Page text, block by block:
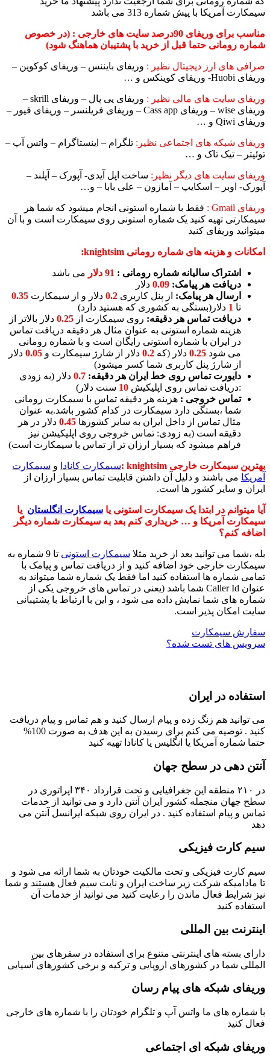
سیمکارت آمریکا با پیش شماره 313 می باشد
مناسب برای وریفای 90درصد سایت های خارجی : (در خصوص
شماره رومانی حتما قبل از خرید با پشتیبان هماهنگ شود)
صرافی های ارز دیجیتال نظیر : وریفای بایننس – وریفای کوکوین –
وریفای Huobi- وریفای کوینکس و …
وریفای سایت های مالی نظیر :
وریفای پی پال – وریفای skrill –
وریفای wise – وریفای Cass app – وریفای فریلنسر – وریفای فیور –
وریفای Qiwi و …
وریفای شبکه های اجتماعی نظیر: تلگرام – اینستاگرام – واتس آپ –
توئیتر – تیک تاک و …
وریفای سایت های دیگر نظیر: ساخت اپل آیدی- آپورک – آپلند –
آپورک- اوبر – اسکایپ – آمازون – علی بابا – و…
وریفای Gmail :
فقط با شماره استونی انجام میشود که شما هر
سیمکارتی تهیه کنید یک شماره استونی روی سیمکارت است و با آن
میتوانید وریفای کنید
امکانات و هزینه های شماره رومانی knightsim:
اشتراک سالیانه شماره رومانی : 91 دلار
می باشد
دریافت هر پیامک: 0.09 دلار
ارسال هر پیامک: از پنل کاربری 0.2 دلار و از سیمکارت 0.35
تا 1 دلار(بستگی به کشوری که هستید دارد)
دریافت تماس هر دقیقه: روی سیمکارت از 0.25 دلار بالاتر از
هزینه شماره استونی به عنوان مثال هر دقیقه دریافت تماس
در ایران با شماره استونی رایگان است و با شماره رومانی
می شود 0.25 دلار (که 0.2 دلار از شارژ سیمکارت و 0.05 دلار
از شارژ پنل کاربری شما کسر میشود)
دایورت تماس روی خط ایران هر دقیقه: 0.7 دلار (به زودی
:دریافت تماس روی اپلیکیش 10 سنت دلار)
تماس خروجی : هزینه هر دقیقه تماس با سیمکارت رومانی
شما ،بستگی دارد سیمکارت در کدام کشور باشد.به عنوان
مثال تماس از داخل ایران به سایر کشورها 0.45 دلار در هر
دقیقه است (به زودی: تماس خروجی روی اپلیکیشن نیز
فراهم میشود که بسیار ارزان تر از تماس با سیمکارت است)
بهترین سیمکارت خارجی knightsim : سیمکارت کانادا و سیمکارت
آمریکا می باشند و دلیل آن داشتن قابلیت تماس بسیار ارزان از
ایران و سایر کشور ها است.
آیا میتوانم در ابتدا یک سیمکارت استونی یا سیمکارت انگلستان یا
سیمکارت آمریکا و … خریداری کنم بعد به سیمکارت شماره دیگر
اضافه کنم؟
بله ،شما می توانید بعد از خرید مثلا سیمکارت استونی
تا 9 شماره به
سیمکارت خارجی خود اضافه کنید و از دریافت تماس و پیامک با
تمامی شماره ها استفاده کنید اما فقط یک شماره شما میتواند به
عنوان Caller Id شما باشد (یعنی در تماس های خروجی یکی از
شماره های شما نمایش داده می شود ، و این با ارتباط با پشتیبانی
سایت امکان پذیر است.
سفارش سیمکارت
سرویس های تست شده؟
استفاده در ایران
می توانید هم زنگ زده و پیام ارسال کنید و هم تماس و پیام دریافت
کنید . توصیه می کنم برای رسیدن به این هدف به صورت 100%
حتما شماره آمریکا یا انگلیس یا کانادا تهیه کنید
آنتن دهی در سطح جهان
در ۲۱۰ منطقه این جغرافیایی و تحت قرارداد ۳۴۰ اپراتوری در
سطح جهان منجمله کشور ایران آنتن دارد و می توانید از خدمات
تماس و پیام استفاده کنید . در ایران روی شبکه ایرانسل آنتن می
دهد
سیم کارت فیزیکی
سیم کارت فیزیکی و تحت مالکیت خودتان به شما ارائه می شود و
تا مادامیکه شرکت زیر ساخت ایران و نایت سیم فعال هستند و شما
نیز شرایط فعال ماندن را رعایت کنید می توانید از خدمات آن
استفاده کنید
اینترنت بین المللی
دارای بسته های اینترنتی متنوع برای استفاده در سفرهای بین
المللی شما در کشورهای اروپایی و ترکیه و برخی کشورهای آسیایی
وریفای شبکه های پیام رسان
با شماره های ما واتس آپ و تلگرام خودتان را با شماره های خارجی
فعال کنید
وریفای شبکه ای اجتماعی